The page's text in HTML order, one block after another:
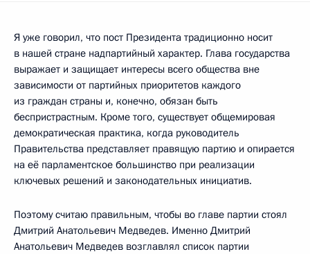
Я уже говорил, что пост Президента традиционно носит
в нашей стране надпартийный характер. Глава государства
выражает и защищает интересы всего общества вне
зависимости от партийных приоритетов каждого
из граждан страны и, конечно, обязан быть
беспристрастным. Кроме того, существует общемировая
демократическая практика, когда руководитель
Правительства представляет правящую партию и опирается
на её парламентское большинство при реализации
ключевых решений и законодательных инициатив.
Поэтому считаю правильным, чтобы во главе партии стоял
Дмитрий Анатольевич Медведев. Именно Дмитрий
Анатольевич Медведев возглавлял список партии